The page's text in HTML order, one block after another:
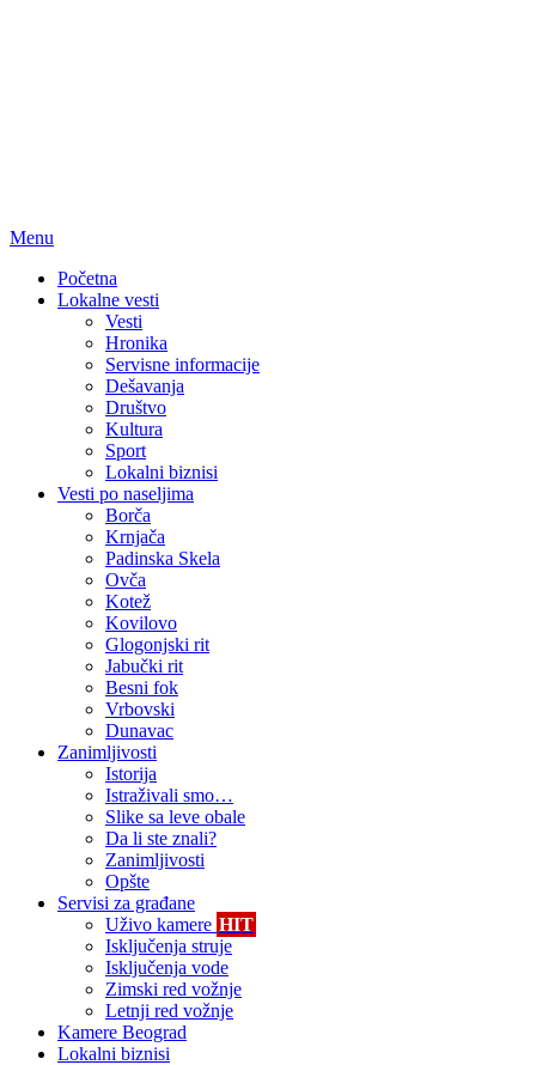
Menu
Početna
Lokalne vesti
Vesti
Hronika
Servisne informacije
Dešavanja
Društvo
Kultura
Sport
Lokalni biznisi
Vesti po naseljima
Borča
Krnjača
Padinska Skela
Ovča
Kotež
Kovilovo
Glogonjski rit
Jabučki rit
Besni fok
Vrbovski
Dunavac
Zanimljivosti
Istorija
Istraživali smo…
Slike sa leve obale
Da li ste znali?
Zanimljivosti
Opšte
Servisi za građane
Uživo kamere HIT
Isključenja struje
Isključenja vode
Zimski red vožnje
Letnji red vožnje
Kamere Beograd
Lokalni biznisi